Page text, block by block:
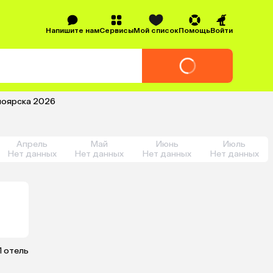
Напишите намСервисыМой списокПомощьВойти
2026
Апрель
Нет данных
Май
Нет данных
Июнь
Нет данных
Июль
Нет данных
отель